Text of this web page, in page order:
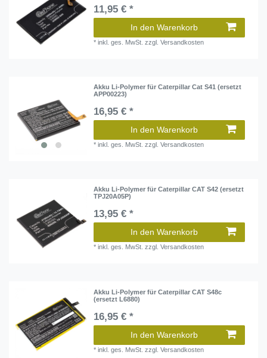
11,95 € *
In den Warenkorb
*inkl. ges. MwSt. zzgl.Versandkosten
Akku Li-Polymer für Caterpillar Cat S41 (ersetzt
APP00223)
16,95 € *
In den Warenkorb
*inkl. ges. MwSt. zzgl.Versandkosten
Akku Li-Polymer für Caterpillar CAT S42 (ersetzt
TPJ20A05P)
13,95 € *
In den Warenkorb
*inkl. ges. MwSt. zzgl.Versandkosten
Akku Li-Polymer für Caterpillar CAT S48c
(ersetzt L6880)
16,95 € *
In den Warenkorb
*inkl. ges. MwSt. zzgl.Versandkosten